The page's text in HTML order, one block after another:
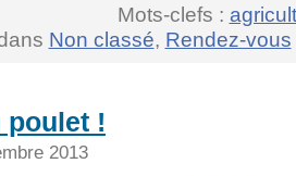
Mots-clefs :
Non classé, Rendez-vous
poulet !
2013